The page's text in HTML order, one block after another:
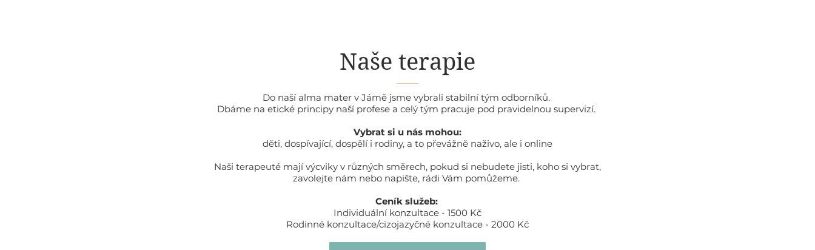
Naše terapie
Do naší alma mater v Jámě jsme vybrali stabilní tým odborníků.
Dbáme na etické principy naší profese a celý tým pracuje pod pravidelnou supervizí.
Vybrat si u nás mohou:
děti, dospívající, dospělí i rodiny, a to převážně naživo, ale i online
Naši terapeuté mají výcviky v různých směrech, pokud si nebudete jisti, koho si vybrat,
zavolejte nám nebo napište, rádi Vám pomůžeme.
Ceník služeb:
Individuální konzultace - 1500 Kč
Rodinné konzultace/cizojazyčné konzultace - 2000 Kč